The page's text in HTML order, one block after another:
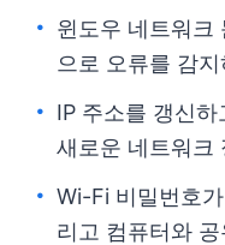
윈도우 네트워크
으로 오류를 감
IP 주소를 갱신
새로운 네트워크
Wi-Fi 비밀번호
리고 컴퓨터와